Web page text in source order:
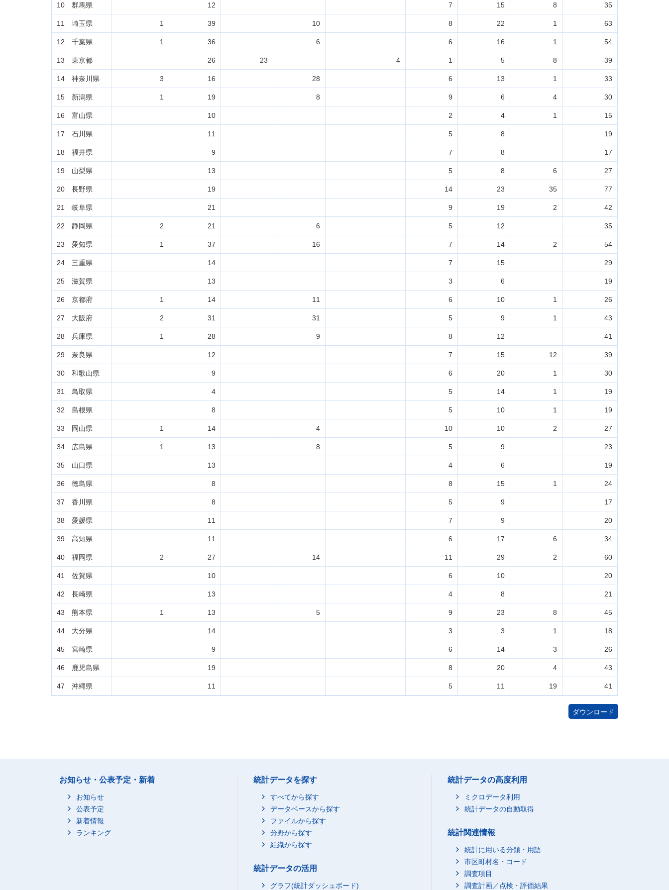
10 群馬県
11 埼玉県
12 千葉県
13 東京都
14 神奈川県
15 新潟県
16 富山県
17 石川県
18 福井県
19 山梨県
20 長野県
21 岐阜県
22 静岡県
23 愛知県
24 三重県
25 滋賀県
26 京都府
27 大阪府
28 兵庫県
29 奈良県
30 和歌山県
31 鳥取県
32 島根県
33 岡山県
34 広島県
35 山口県
36 徳島県
37 香川県
38 愛媛県
39 高知県
40 福岡県
41 佐賀県
42 長崎県
43 熊本県
44 大分県
45 宮崎県
46 鹿児島県
47 沖縄県
12 7 15 8 35
1 39 10 8 22 1 63
1 36 6 6 16 1 54
26 23 4 1 5 8 39
3 16 28 6 13 1 33
1 19 8 9 6 4 30
10 2 4 1 15
11 5 8 19
9 7 8 17
13 5 8 6 27
19 14 23 35 77
21 9 19 2 42
2 21 6 5 12 35
1 37 16 7 14 2 54
14 7 15 29
13 3 6 19
1 14 11 6 10 1 26
2 31 31 5 9 1 43
1 28 9 8 12 41
12 7 15 12 39
9 6 20 1 30
4 5 14 1 19
8 5 10 1 19
1 14 4 10 10 2 27
1 13 8 5 9 23
13 4 6 19
8 8 15 1 24
8 5 9 17
11 7 9 20
11 6 17 6 34
2 27 14 11 29 2 60
10 6 10 20
13 4 8 21
1 13 5 9 23 8 45
14 3 3 1 18
9 6 14 3 26
19 8 20 4 43
11 5 11 19 41
ダウンロード
お知らせ・公表予定・新着
お知らせ
公表予定
新着情報
ランキング
統計データを探す
すべてから探す
データベースから探す
ファイルから探す
分野から探す
組織から探す
統計データの活用
グラフ(統計ダッシュボード)
統計データの高度利用
ミクロデータ利用
統計データの自動取得
統計関連情報
統計に用いる分類・用語
市区町村名・コード
調査項目
調査計画／点検・評価結果